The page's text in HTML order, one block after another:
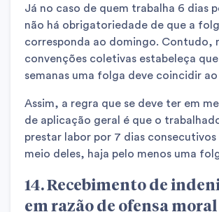
Já no caso de quem trabalha 6 dias
não há obrigatoriedade de que a
corresponda ao domingo. Contudo,
convenções coletivas estabeleça
semanas uma folga deve coincidir
Assim, a regra que se deve ter em
de aplicação geral é que o
prestar labor por 7 dias consecutivos
meio deles, haja pelo menos uma
14. Recebimento de
em razão de ofensa moral